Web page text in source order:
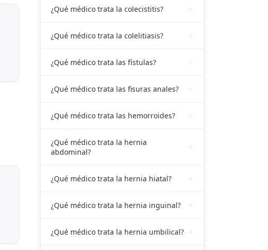
¿Qué médico trata la colecistitis?
¿Qué médico trata la colelitiasis?
¿Qué médico trata las fístulas?
¿Qué médico trata las fisuras anales?
¿Qué médico trata las hemorroides?
¿Qué médico trata la hernia
abdominal?
¿Qué médico trata la hernia hiatal?
¿Qué médico trata la hernia inguinal?
¿Qué médico trata la hernia umbilical?